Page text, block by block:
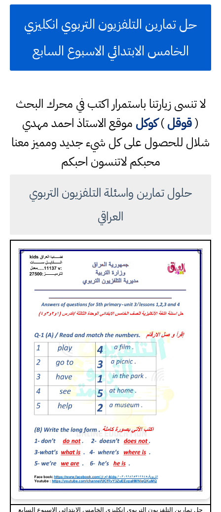
حل تمارين التلفزيون التربوي انكليزي
الخامس الابتدائي الاسبوع السابع
لا تنسى زيارتنا باستمرار اكتب في محرك البحث
(قوقل)كوكل موقع الاستاذ احمد مهدي
شلال للحصول على كل شيء جديد ومميز معنا
محبكم لاتنسون احبكم
حلول تمارين واسئلة التلفزيون التربوي
العراقي
حل تمارين التلفزيون التربوي انكليزي الخامس الابتدائي الاسبوع السابع